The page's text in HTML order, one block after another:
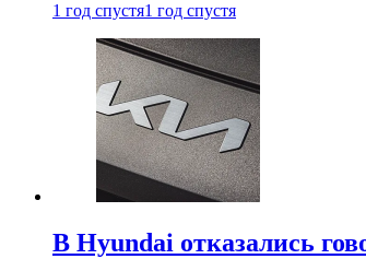
1 год спустя1 год спустя
В Hyundai отказались